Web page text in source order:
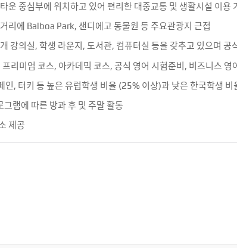
운 중심부에 위치하고 있어 편리한 대중교통 및 생활시설 이용
리에 Balboa Park, 샌디에고 동물원 등 주요관광지 근접
강의실, 학생 라운지, 도서관, 컴퓨터실 등을 갖추고 있으며 공
리미엄 코스, 아카데믹 코스, 공식 영어 시험준비, 비즈니스 영
인, 터키 등 높은 유럽학생 비율 (25% 이상)과 낮은 한국학생
램에 따른 방과 후 및 주말 활동
제공